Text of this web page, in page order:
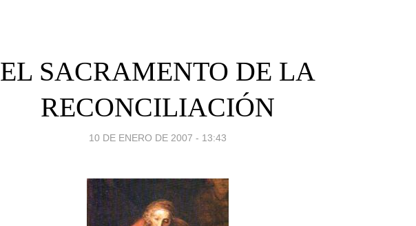
EL SACRAMENTO DE LA
RECONCILIACIÓN
10 DE ENERO DE 2007 - 13:43